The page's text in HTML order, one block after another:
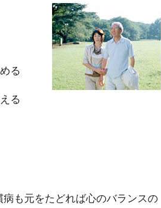
る
る
病も元をたどれば心のバランスの